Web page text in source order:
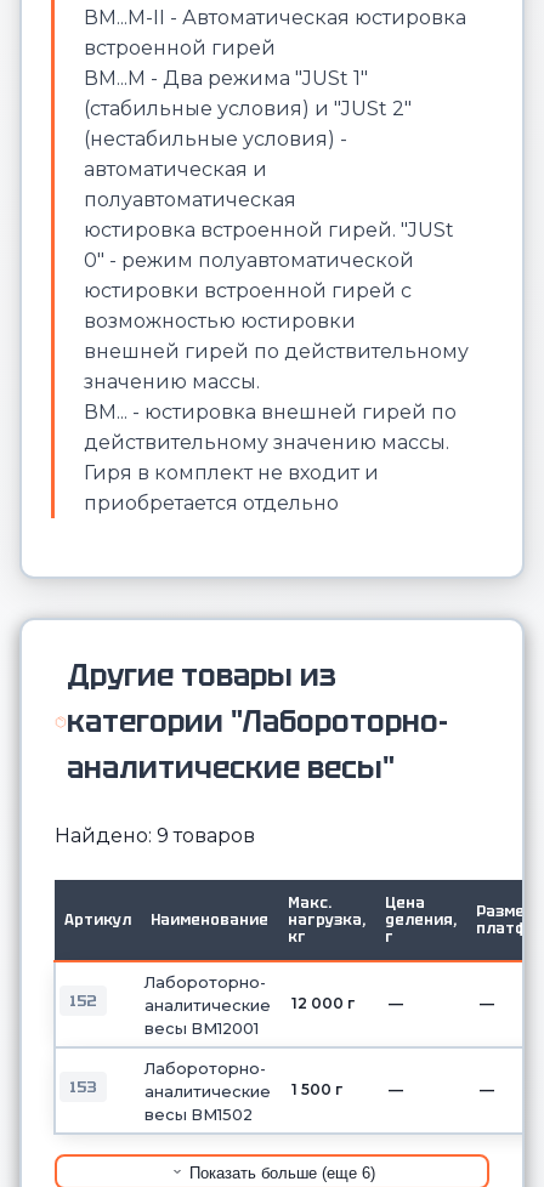
ВМ...М-II - Автоматическая юстировка
встроенной гирей
ВМ...М - Два режима "JUSt 1"
(стабильные условия) и "JUSt 2"
(нестабильные условия) -
автоматическая и
полуавтоматическая
юстировка встроенной гирей. "JUSt
0" - режим полуавтоматической
юстировки встроенной гирей с
возможностью юстировки
внешней гирей по действительному
значению массы.
ВМ... - юстировка внешней гирей по
действительному значению массы.
Гиря в комплект не входит и
приобретается отдельно
Другие товары из
категории "Лабороторно-
аналитические весы"
Найдено: 9 товаров
Артикул Наименование
Макс.
нагрузка,
кг
Цена
деления,
г
Размер
152
Лабороторно-
аналитические
весы ВМ12001
12 000 г — —
153
Лабороторно-
аналитические
весы ВМ1502
1 500 г — —
Показать больше (еще 6)